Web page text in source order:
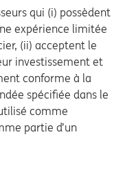
qui (i) possèdent
expérience limitée
(ii) acceptent le
investissement et
conforme à la
spécifiée dans le
comme
partie d’un